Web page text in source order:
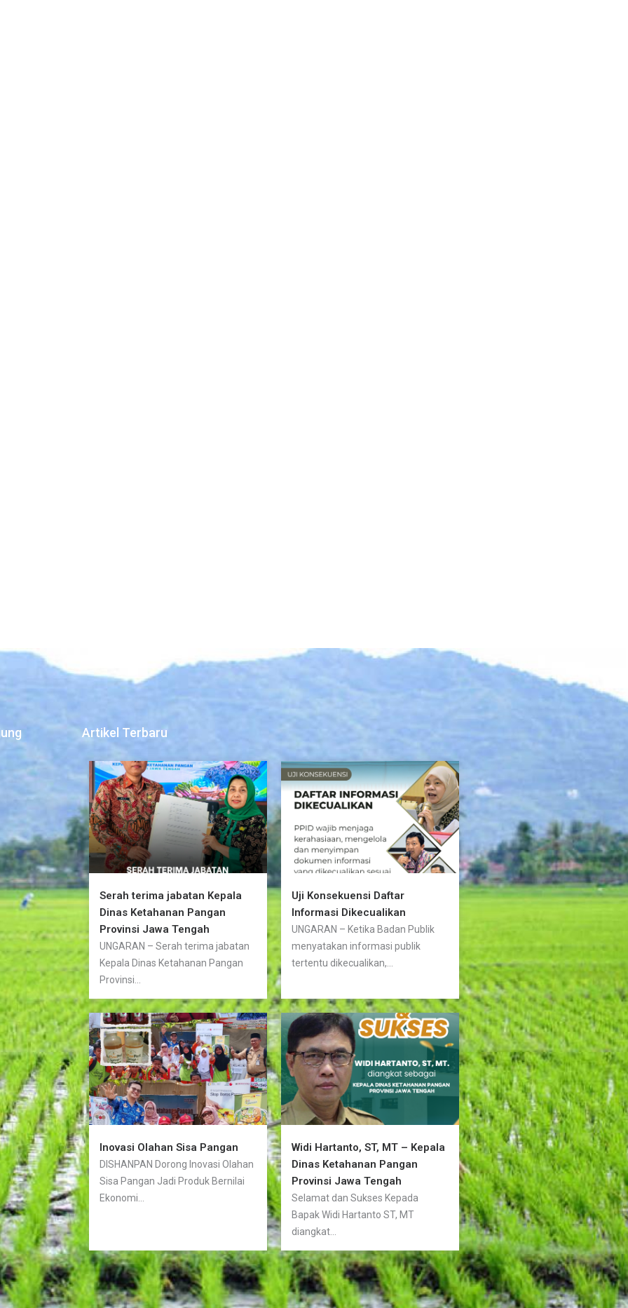
Artikel Terbaru
Serah terima jabatan Kepala
Dinas Ketahanan Pangan
Provinsi Jawa Tengah
UNGARAN – Serah terima jabatan
Kepala Dinas Ketahanan Pangan
Provinsi...
Uji Konsekuensi Daftar
Informasi Dikecualikan
UNGARAN – Ketika Badan Publik
menyatakan informasi publik
tertentu dikecualikan,...
Inovasi Olahan Sisa Pangan
DISHANPAN Dorong Inovasi Olahan
Sisa Pangan Jadi Produk Bernilai
Ekonomi...
Widi Hartanto, ST, MT – Kepala
Dinas Ketahanan Pangan
Provinsi Jawa Tengah
Selamat dan Sukses Kepada
Bapak Widi Hartanto ST, MT
diangkat...